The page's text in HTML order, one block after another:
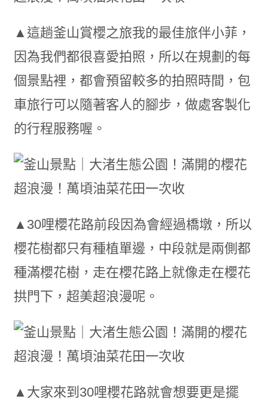
▲這趟釜山賞櫻之旅我的最佳旅伴小菲，
因為我們都很喜愛拍照，所以在規劃的每
個景點裡，都會預留較多的拍照時間，包
車旅行可以隨著客人的腳步，做處客製化
的行程服務喔。
▲30哩櫻花路前段因為會經過橋墩，所以
櫻花樹都只有種植單邊，中段就是兩側都
種滿櫻花樹，走在櫻花路上就像走在櫻花
拱門下，超美超浪漫呢。
▲大家來到30哩櫻花路就會想要更是擺